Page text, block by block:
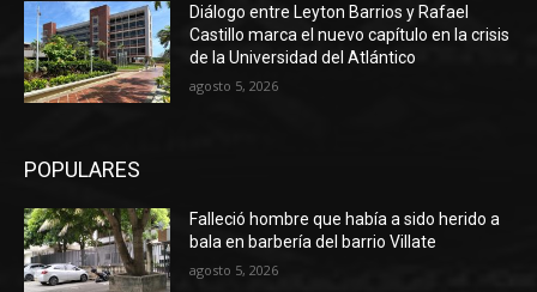
Diálogo entre Leyton Barrios y Rafael
Castillo marca el nuevo capítulo en la crisis
de la Universidad del Atlántico
agosto 5, 2026
POPULARES
Falleció hombre que había a sido herido a
bala en barbería del barrio Villate
agosto 5, 2026